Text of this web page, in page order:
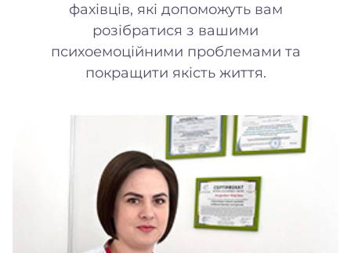
фахівців, які допоможуть вам
розібратися з вашими
психоемоційними проблемами та
покращити якість життя.